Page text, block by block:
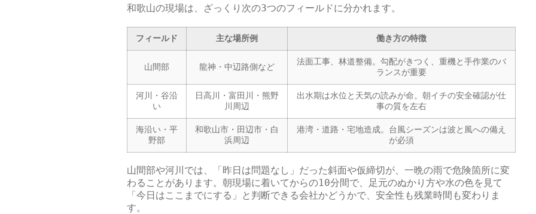
和歌山の現場は、ざっくり次の3つのフィールドに分かれます。
フィールド 主な場所例 働き方の特徴
山間部 龍神・中辺路側など
法面工事、林道整備。勾配がきつく、重機と手作業のバ
ランスが重要
河川・谷沿
い
日高川・富田川・熊野
川周辺
出水期は水位と天気の読みが命。朝イチの安全確認が仕
事の質を左右
海沿い・平
野部
和歌山市・田辺市・白
浜周辺
港湾・道路・宅地造成。台風シーズンは波と風への備え
が必須
山間部や河川では、「昨日は問題なし」だった斜面や仮締切が、一晩の雨で危険箇所に変
わることがあります。朝現場に着いてからの10分間で、足元のぬかり方や水の色を見て
「今日はここまでにする」と判断できる会社かどうかで、安全性も残業時間も変わりま
す。